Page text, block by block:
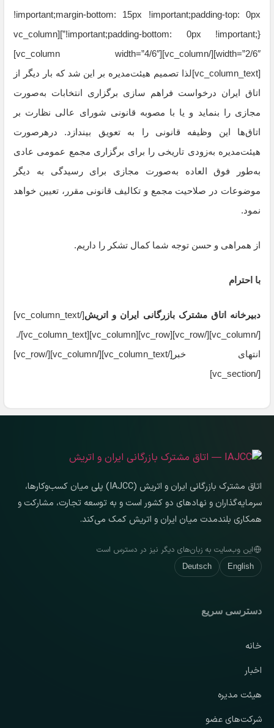
!important;margin-bottom: 15px !important;padding-top: 0px
!important;padding-bottom: 0px !important;}”][vc_column
width=”2/6″][/vc_column][vc_column width=”4/6″]
[vc_column_text]لذا تصمیم هیئت‌مدیره بر این شد که بار دیگر از
اتاق ایران درخواست فراهم ‌سازی برگزاری انتخابات به‌صورت
مجازی را بنماید و یا با مصوبه قانونی شورای عالی نظارت بر
اتاق‌ها این وظیفه قانونی را به تعویق بیندازد. درهرصورت
هیئت‌مدیره به‌زودی تاریخی را برای برگزاری مجمع عمومی عادی
به‌طور فوق ­العاده به‌صورت مجازی برای رسیدگی به دیگر
موضوعات در صلاحیت مجمع و تکالیف قانونی مقرر، تعیین خواهد
نمود.
از همراهی و حسن توجه شما کمال تشکر را داریم.
با احترام
دبیرخانه اتاق مشترک بازرگانی ایران و اتریش
[/vc_column_text]
[/vc_column][/vc_row][vc_row][vc_column][vc_column_text]/.
انتهای خبر[/vc_column_text][/vc_column][/vc_row]
[/vc_section]
اتاق مشترک بازرگانی ایران و اتریش (IAJCC) پلی میان کسب‌وکارها،
سرمایه‌گذاران و نهادهای دو کشور است و به توسعه تجارت، مشارکت و
همکاری بلندمدت میان ایران و اتریش کمک می‌کند.
این وب‌سایت به زبان‌های دیگر نیز در دسترس است
English
Deutsch
دسترسی سریع
خانه
اخبار
هیئت مدیره
شرکت‌های عضو